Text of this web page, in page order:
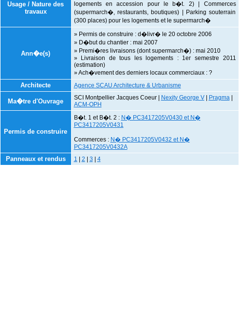
Usage / Nature des
travaux
logements en accession pour le b�t. 2) | Commerces
(supermarch�, restaurants, boutiques) | Parking souterrain
(300 places) pour les logements et le supermarch�
Ann�e(s)
» Permis de construire : d�livr� le 20 octobre 2006
» D�but du chantier : mai 2007
» Premi�res livraisons (dont supermarch�) : mai 2010
» Livraison de tous les logements : 1er semestre 2011
(estimation)
» Ach�vement des derniers locaux commerciaux : ?
Architecte Agence SCAU Architecture & Urbanisme
Ma�tre d'Ouvrage SCI Montpellier Jacques Coeur | Nexity George V| Pragma|
ACM-OPH
Permis de construire
B�t. 1 et B�t. 2 : N� PC3417205V0430 et N�
PC3417205V0431
Commerces : N� PC3417205V0432 et N�
PC3417205V0432A
Panneaux et rendus 1 2 3 4